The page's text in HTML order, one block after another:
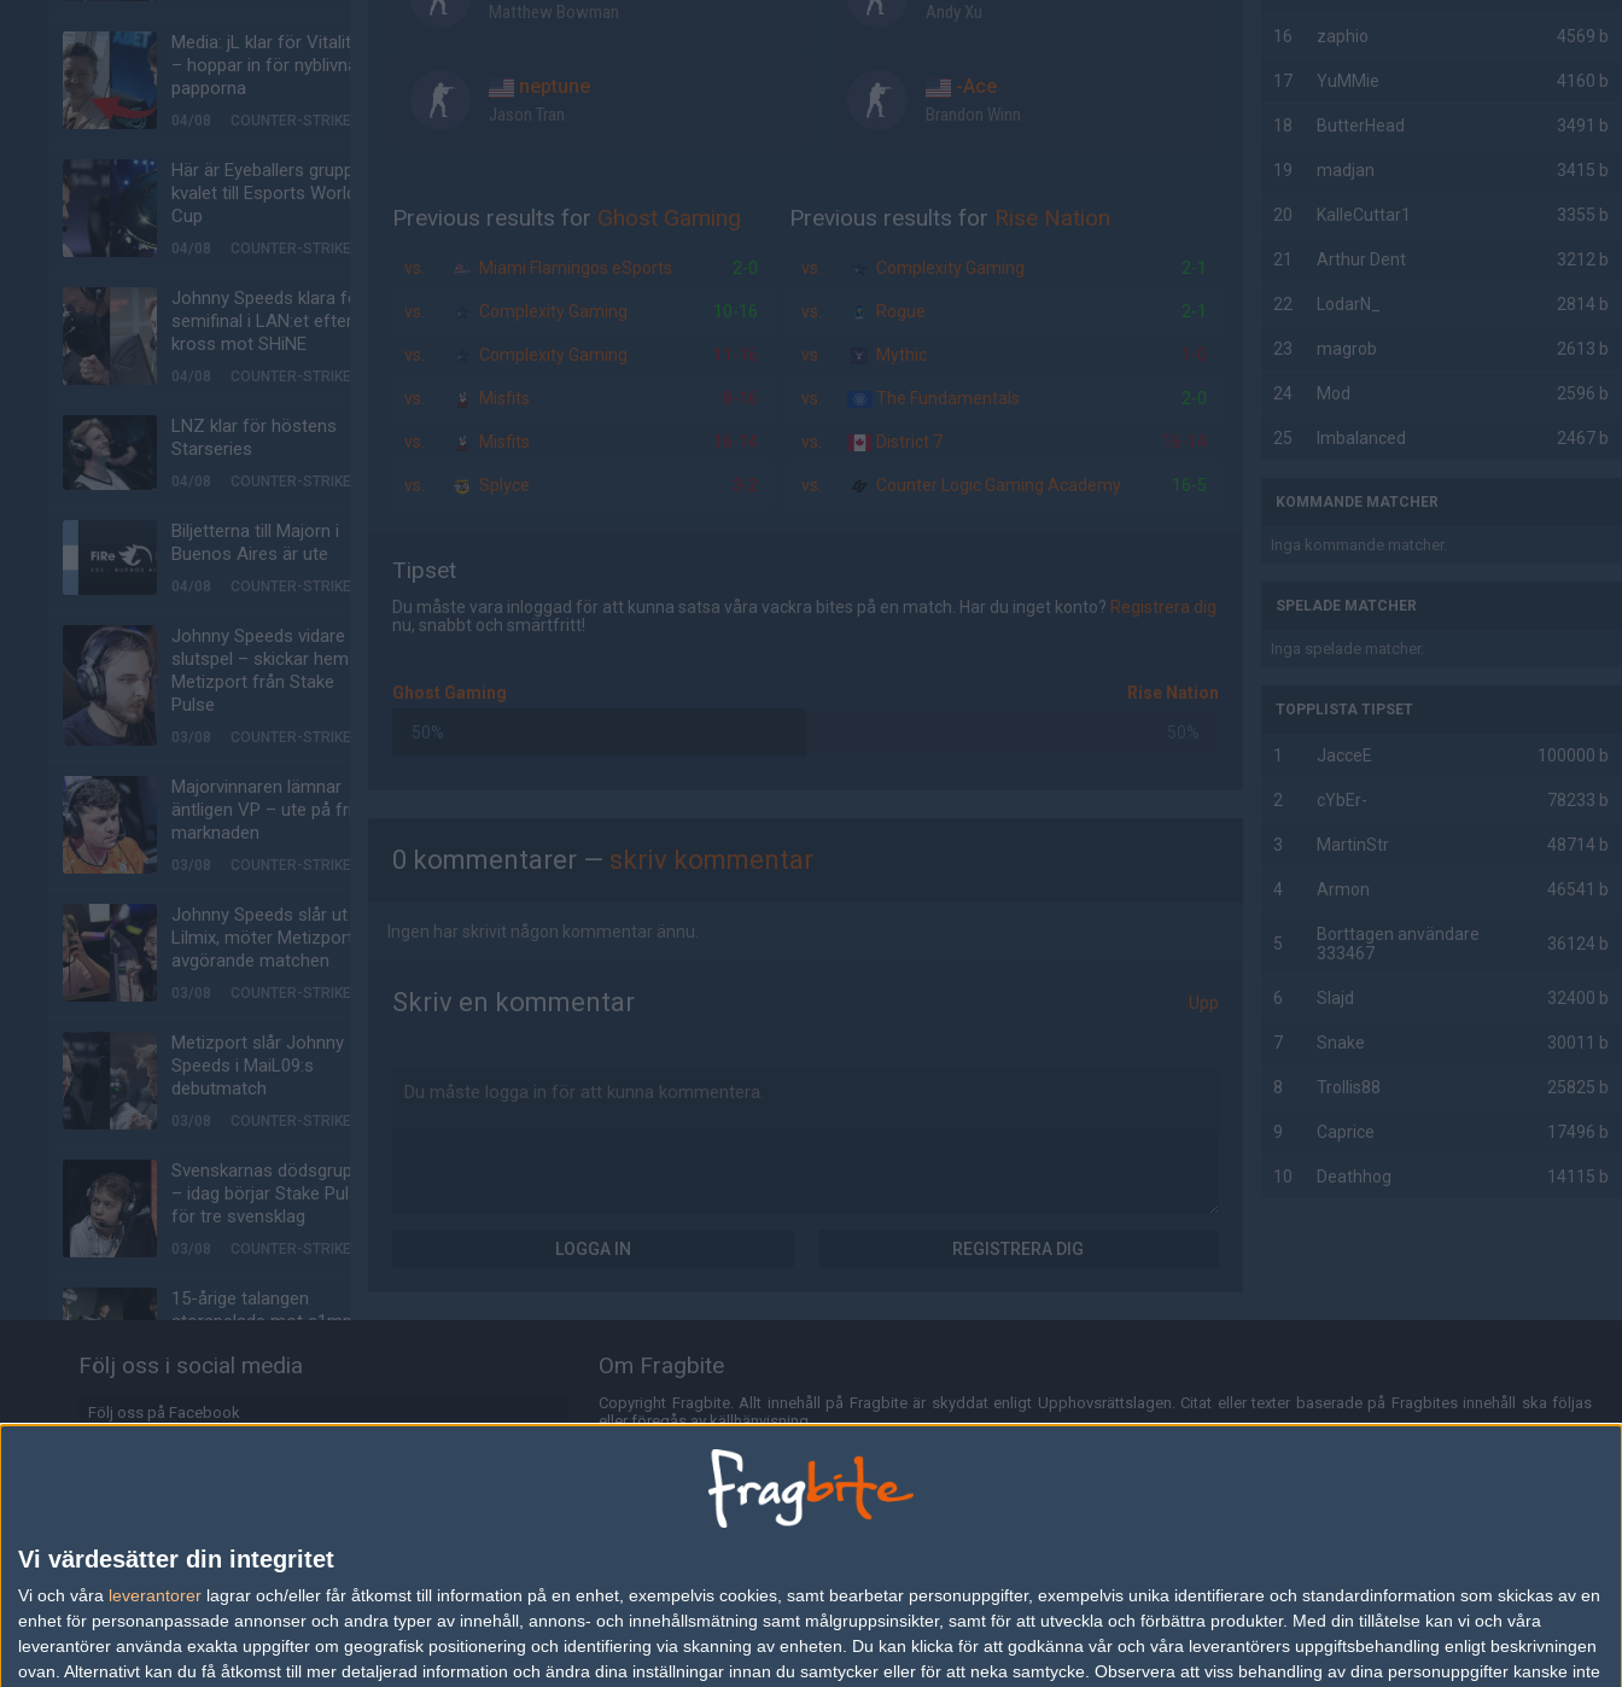
Vi värdesätter din integritet
Vi och våra leverantorer lagrar och/eller får åtkomst till information på en enhet, exempelvis cookies, samt bearbetar personuppgifter, exempelvis unika identifierare och standardinformation som skickas av en
enhet för personanpassade annonser och andra typer av innehåll, annons- och innehållsmätning samt målgruppsinsikter, samt för att utveckla och förbättra produkter. Med din tillåtelse kan vi och våra
leverantörer använda exakta uppgifter om geografisk positionering och identifiering via skanning av enheten. Du kan klicka för att godkänna vår och våra leverantörers uppgiftsbehandling enligt beskrivningen
ovan. Alternativt kan du få åtkomst till mer detaljerad information och ändra dina inställningar innan du samtycker eller för att neka samtycke. Observera att viss behandling av dina personuppgifter kanske inte
Media: jL klar för Vitality
– hoppar in för nyblivna
papporna
04/08 COUNTER-STRIKE
Här är Eyeballers grupp i
kvalet till Esports World
Cup
04/08 COUNTER-STRIKE
Johnny Speeds klara för
semifinal i LAN:et efter
kross mot SHiNE
04/08 COUNTER-STRIKE
LNZ klar för höstens
Starseries
04/08 COUNTER-STRIKE
Biljetterna till Majorn i
Buenos Aires är ute
04/08 COUNTER-STRIKE
Johnny Speeds vidare till
slutspel – skickar hem
Metizport från Stake
Pulse
03/08 COUNTER-STRIKE
Majorvinnaren lämnar
äntligen VP – ute på fria
marknaden
03/08 COUNTER-STRIKE
Johnny Speeds slår ut
Lilmix, möter Metizport i
avgörande matchen
03/08 COUNTER-STRIKE
Metizport slår Johnny
Speeds i MaiL09:s
debutmatch
03/08 COUNTER-STRIKE
Svenskarnas dödsgrupp
– idag börjar Stake Pulse
för tre svensklag
03/08 COUNTER-STRIKE
15-årige talangen
storspelade mot s1mple:
02/08 COUNTER-STRIKE
Spelarna flyr Counter-
jL tillbaka från pausen –
avslöjar signerat
kontrakt
phzy talar ut om tunga
Matthew Bowman
neptune
Jason Tran
Andy Xu
-Ace
Brandon Winn
Previous results for Ghost Gaming
vs. Miami Flamingos eSports 2-0
vs. Complexity Gaming 10-16
vs. Complexity Gaming 11-16
vs. Misfits 8-16
vs. Misfits 16-14
vs. Splyce 3-2
Previous results for Rise Nation
vs. Complexity Gaming 2-1
vs. Rogue 2-1
vs. Mythic 1-0
vs. The Fundamentals 2-0
vs. District 7 16-14
vs. Counter Logic Gaming Academy 16-5
Tipset
Du måste vara inloggad för att kunna satsa våra vackra bites på en match. Har du inget konto? Registrera dig
nu, snabbt och smärtfritt!
Ghost Gaming Rise Nation
50% 50%
0 kommentarer — skriv kommentar
Ingen har skrivit någon kommentar ännu.
Skriv en kommentar Upp
LOGGA IN REGISTRERA DIG
16 zaphio 4569 b
17 YuMMie 4160 b
18 ButterHead 3491 b
19 madjan 3415 b
20 KalleCuttar1 3355 b
21 Arthur Dent 3212 b
22 LodarN_ 2814 b
23 magrob 2613 b
24 Mod 2596 b
25 Imbalanced 2467 b
KOMMANDE MATCHER
Inga kommande matcher.
SPELADE MATCHER
Inga spelade matcher.
TOPPLISTA TIPSET
1 JacceE 100000 b
2 cYbEr- 78233 b
3 MartinStr 48714 b
4 Armon 46541 b
5
Borttagen användare
333467
36124 b
6 Slajd 32400 b
7 Snake 30011 b
8 Trollis88 25825 b
9 Caprice 17496 b
10 Deathhog 14115 b
Följ oss i social media
Följ oss på Facebook
Information
Annonsering
Copyright och Privacy Policy
Om Fragbite
Copyright Fragbite. Allt innehåll på Fragbite är skyddat enligt Upphovsrättslagen. Citat eller texter baserade på Fragbites innehåll ska följas
eller föregås av källhänvisning.
Alla åsikter uttryckta på Fragbite representerar varje enskild skribent och överensstämmer inte nödvändigtvis med Fragbites åsikter.
Programmering och design av Fredric Bohlin. För frågor rörande sajten kan du skicka iväg ett email till
Fragbite använder cookies för att spara användarspecifik information så som t.ex. användarnamn. Cookies sparas även när man deltar i
omröstningar och för att föra statistik. För att slippa cookies kan du stänga av cookies i din webbläsares inställningar eller välja att inte
besöka Fragbite. Den här textraden finns här på grund av lagen om elektronisk kommunikation som trädde i kraft 25 juli 2003.